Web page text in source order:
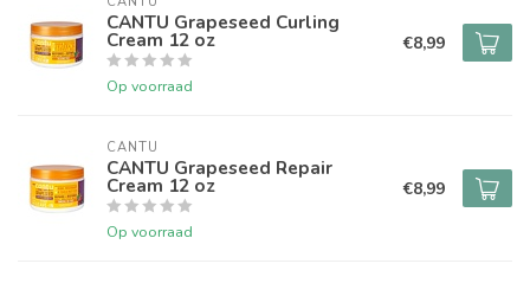
CANTU Grapeseed Curling
Cream 12 oz
Op voorraad
€8,99
CANTU
CANTU Grapeseed Repair
Cream 12 oz
Op voorraad
€8,99